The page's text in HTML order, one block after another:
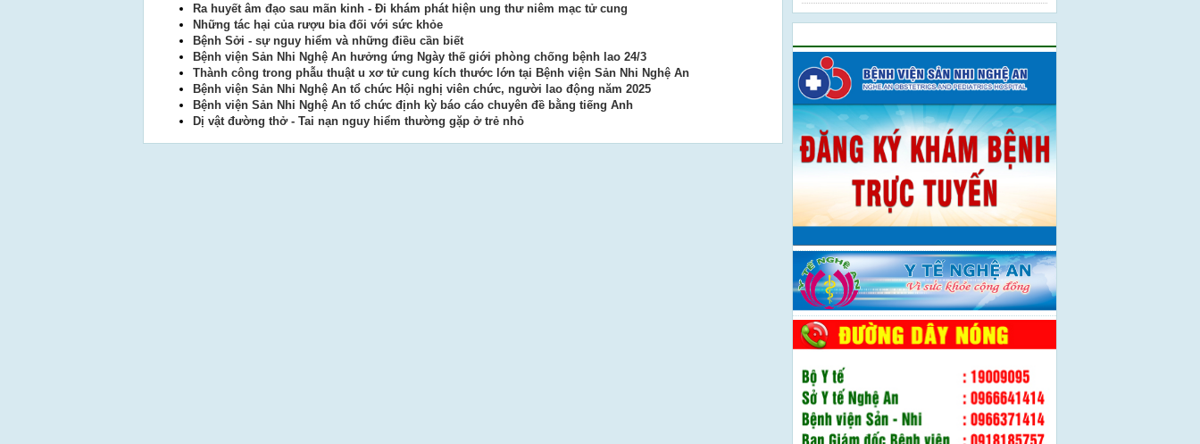
Ra huyết âm đạo sau mãn kinh - Đi khám phát hiện ung thư niêm mạc tử cung
Những tác hại của rượu bia đối với sức khỏe
Bệnh Sởi - sự nguy hiểm và những điều cần biết
Bệnh viện Sản Nhi Nghệ An hưởng ứng Ngày thế giới phòng chống bệnh lao 24/3
Thành công trong phẫu thuật u xơ tử cung kích thước lớn tại Bệnh viện Sản Nhi Nghệ An
Bệnh viện Sản Nhi Nghệ An tổ chức Hội nghị viên chức, người lao động năm 2025
Bệnh viện Sản Nhi Nghệ An tổ chức định kỳ báo cáo chuyên đề bằng tiếng Anh
Dị vật đường thở - Tai nạn nguy hiểm thường gặp ở trẻ nhỏ